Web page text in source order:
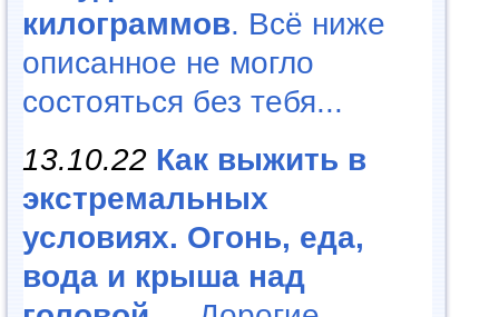
килограммов. Всё ниже
описанное не могло
состояться без тебя...
13.10.22 Как выжить в
экстремальных
условиях. Огонь, еда,
вода и крыша над